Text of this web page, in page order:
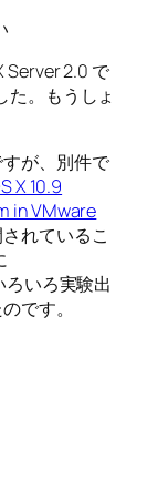
Server 2.0 で
た。もうしょ
が、別件で
X 10.9
in VMware
れているこ
いろ実験出
です。